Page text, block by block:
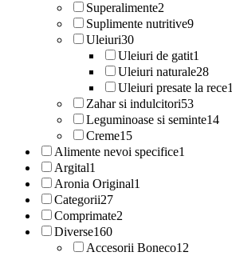
Superalimente2
Suplimente nutritive9
Uleiuri30
Uleiuri de gatit1
Uleiuri naturale28
Uleiuri presate la rece1
Zahar si indulcitori53
Leguminoase si seminte14
Creme15
Alimente nevoi specifice1
Argital1
Aronia Original1
Categorii27
Comprimate2
Diverse160
Accesorii Boneco12